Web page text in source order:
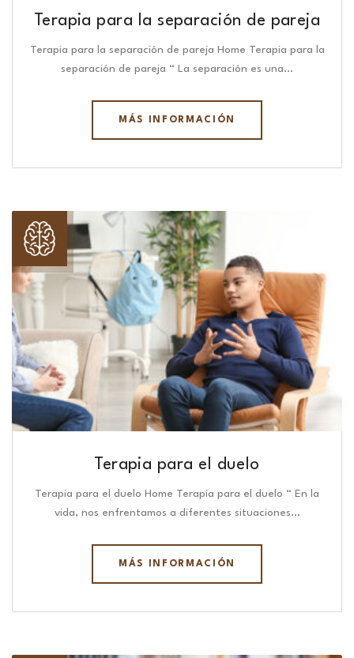
Terapia para la separación de pareja
Terapia para la separación de pareja Home Terapia para la
separación de pareja “ La separación es una…
MÁS INFORMACIÓN
Terapia para el duelo
Terapia para el duelo Home Terapia para el duelo “ En la
vida, nos enfrentamos a diferentes situaciones…
MÁS INFORMACIÓN